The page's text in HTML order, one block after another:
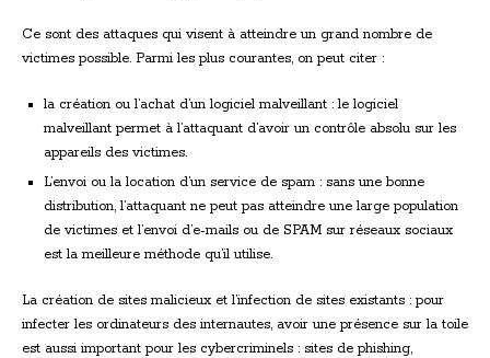
Ce sont des attaques qui visent à atteindre un grand nombre de
victimes possible. Parmi les plus courantes, on peut citer :
la création ou l’achat d’un logiciel malveillant : le logiciel
malveillant permet à l’attaquant d’avoir un contrôle absolu sur les
appareils des victimes.
L’envoi ou la location d’un service de spam : sans une bonne
distribution, l’attaquant ne peut pas atteindre une large population
de victimes et l’envoi d’e-mails ou de SPAM sur réseaux sociaux
est la meilleure méthode qu’il utilise.
La création de sites malicieux et l’infection de sites existants : pour
infecter les ordinateurs des internautes, avoir une présence sur la toile
est aussi important pour les cybercriminels : sites de phishing,